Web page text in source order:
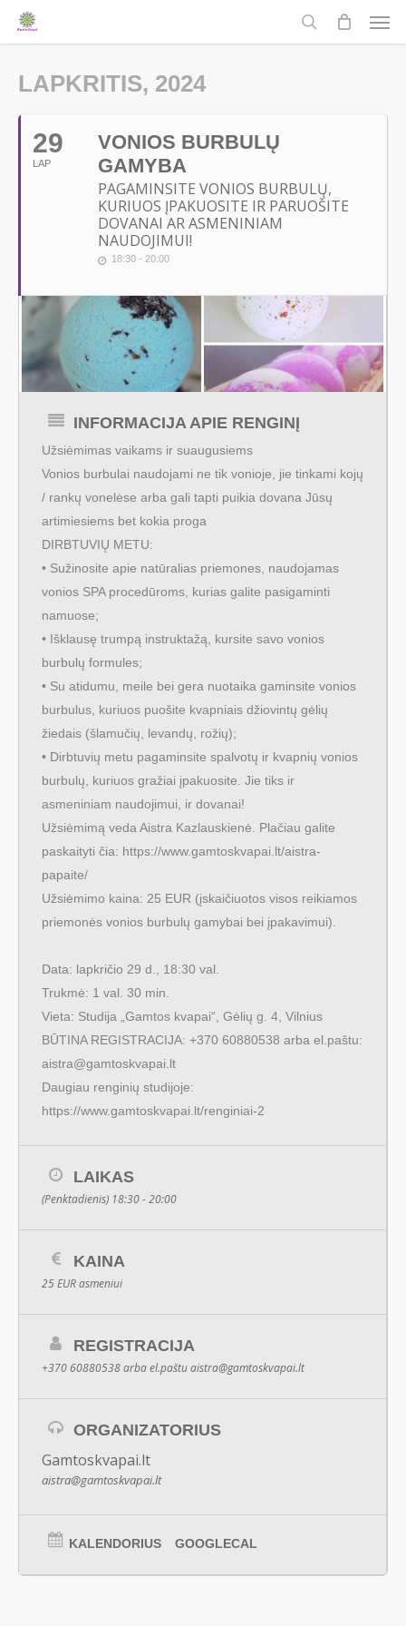
Skip
content
search
LAPKRITIS, 2024
29
LAP
VONIOS BURBULŲ
GAMYBA
PAGAMINSITE VONIOS BURBULŲ,
KURIUOS ĮPAKUOSITE IR PARUOŠITE
DOVANAI AR ASMENINIAM
NAUDOJIMUI!
18:30 - 20:00
INFORMACIJA APIE RENGINĮ
Užsiėmimas vaikams ir suaugusiems
Vonios burbulai naudojami ne tik vonioje, jie tinkami kojų
/ rankų vonelėse arba gali tapti puikia dovana Jūsų
artimiesiems bet kokia proga
DIRBTUVIŲ METU:
• Sužinosite apie natūralias priemones, naudojamas
vonios SPA procedūroms, kurias galite pasigaminti
namuose;
• Išklausę trumpą instruktažą, kursite savo vonios
burbulų formules;
• Su atidumu, meile bei gera nuotaika gaminsite vonios
burbulus, kuriuos puošite kvapniais džiovintų gėlių
žiedais (šlamučių, levandų, rožių);
• Dirbtuvių metu pagaminsite spalvotų ir kvapnių vonios
burbulų, kuriuos gražiai įpakuosite. Jie tiks ir
asmeniniam naudojimui, ir dovanai!
Užsiėmimą veda Aistra Kazlauskienė. Plačiau galite
paskaityti čia: https://www.gamtoskvapai.lt/aistra-
papaite/
Užsiėmimo kaina: 25 EUR (įskaičiuotos visos reikiamos
priemonės vonios burbulų gamybai bei įpakavimui).
Data: lapkričio 29 d., 18:30 val.
Trukmė: 1 val. 30 min.
Vieta: Studija „Gamtos kvapai“, Gėlių g. 4, Vilnius
BŪTINA REGISTRACIJA: +370 60880538 arba el.paštu:
aistra@gamtoskvapai.lt
Daugiau renginių studijoje:
https://www.gamtoskvapai.lt/renginiai-2
LAIKAS
(Penktadienis) 18:30 - 20:00
KAINA
25 EUR asmeniui
REGISTRACIJA
+370 60880538 arba el.paštuaistra@gamtoskvapai.lt
ORGANIZATORIUS
Gamtoskvapai.lt
aistra@gamtoskvapai.lt
KALENDORIUS GOOGLECAL